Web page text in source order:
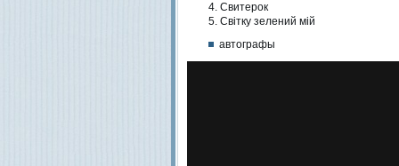
Свитерок
Свiтку зелений мiй
автографы